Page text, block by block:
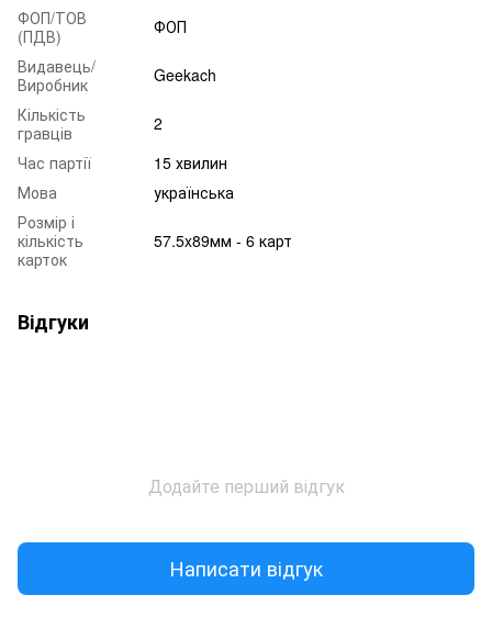
ФОП/ТОВ
(ПДВ)
ФОП
Видавець/
Виробник
Geekach
Кількість
гравців
2
Час партії
15 хвилин
Мова
українська
Розмір і
кількість
карток
57.5x89мм - 6 карт
Відгуки
Додайте перший відгук
Написати відгук